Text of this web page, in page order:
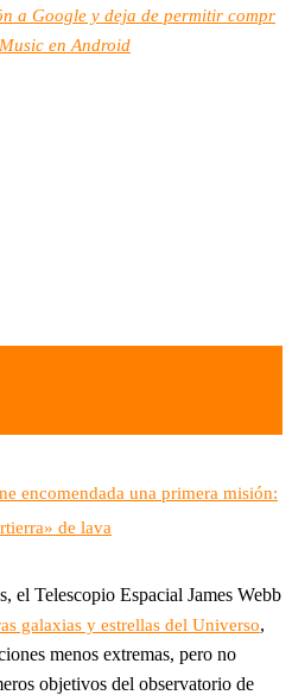
a Google y deja de permitir compr
en Android
encomendada una primera misión:
de lava
el Telescopio Espacial James Webb
galaxias y estrellas del Universo,
menos extremas, pero no
objetivos del observatorio de